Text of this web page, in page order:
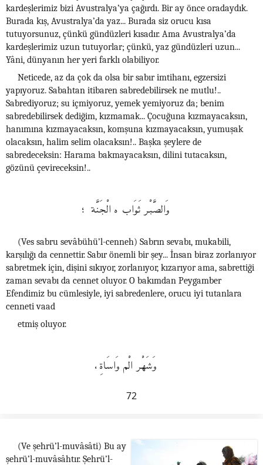
kardeşlerimiz bizi Avustralya’ya çağırdı. Bir ay önce oradaydık.
Burada kış, Avustralya’da yaz... Burada siz orucu kısa
tutuyorsunuz, çünkü gündüzleri kısadır. Ama Avustralya’da
kardeşlerimiz uzun tutuyorlar; çünkü, yaz gündüzleri uzun...
Yâni, dünyanın her yeri farklı olabiliyor.
Neticede, az da çok da olsa bir sabır imtihanı, egzersizi
yapıyoruz. Sabahtan itibaren sabredebilirsek ne mutlu!..
Sabrediyoruz; su içmiyoruz, yemek yemiyoruz da; benim
sabredebilirsek dediğim, kızmamak... Çocuğuna kızmayacaksın,
hanımına kızmayacaksın, komşuna kızmayacaksın, yumuşak
olacaksın, halim selim olacaksın!.. Başka şeylere de
sabredeceksin: Harama bakmayacaksın, dilini tutacaksın,
gözünü çevireceksin!..
وَالصَّبْر ثَوَاب ه الْجَنَّة ؛
(Ves sabru sevâbühü’l-cenneh) Sabrın sevabı, mukabili,
karşılığı da cennettir. Sabır önemli bir şey... İnsan biraz zorlanıyor
sabretmek için, dişini sıkıyor, zorlanıyor, kızarıyor ama, sabrettiği
zaman sevabı da cennet oluyor. O bakımdan Peygamber
Efendimiz bu cümlesiyle, iyi sabredenlere, orucu iyi tutanlara
cenneti vaad
etmiş oluyor.
وَشَهْر الْم وَاسَاةِ،
72
(Ve şehrü’l-muvâsâti) Bu ay
şehrü’l-muvâsâhtır. Şehrü’l-